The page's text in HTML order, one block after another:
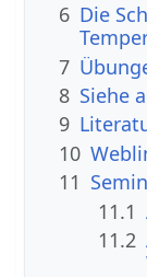
6 Die
7
8 Siehe
9
10
11
11.1
11.2